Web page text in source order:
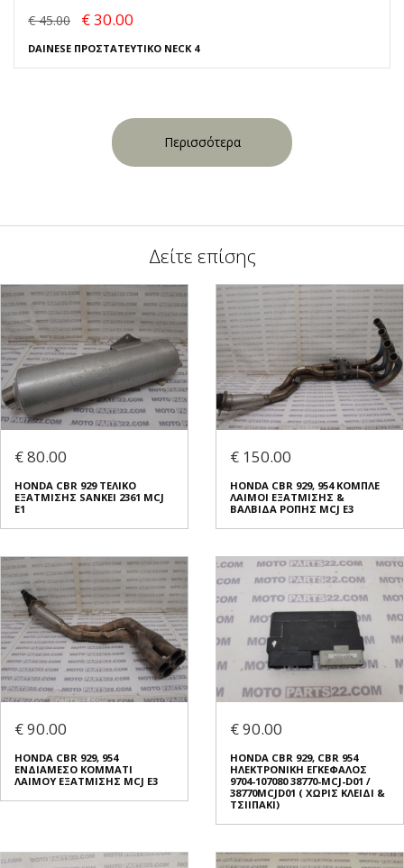
€ 45.00 € 30.00
DAINESE ΠΡΟΣΤΑΤΕΥΤΙΚΟ NECK 4
Περισσότερα
Δείτε επίσης
€ 80.00
HONDA CBR 929 ΤΕΛΙΚΟ
ΕΞΑΤΜΙΣΗΣ SANKEI 2361 MCJ
E1
€ 150.00
HONDA CBR 929, 954 ΚΟΜΠΛΕ
ΛΑΙΜΟΙ ΕΞΑΤΜΙΣΗΣ &
ΒΑΛΒΙΔΑ ΡΟΠΗΣ MCJ E3
€ 90.00
HONDA CBR 929, 954
ΕΝΔΙΑΜΕΣΟ ΚΟΜΜΑΤΙ
ΛΑΙΜΟΥ ΕΞΑΤΜΙΣΗΣ MCJ E3
€ 90.00
HONDA CBR 929, CBR 954
ΗΛΕΚΤΡΟΝΙΚΗ ΕΓΚΕΦΑΛΟΣ
9704-107080 38770-MCJ-D01 /
38770MCJD01 ( ΧΩΡΙΣ ΚΛΕΙΔΙ &
ΤΣΙΙΠΑΚΙ)